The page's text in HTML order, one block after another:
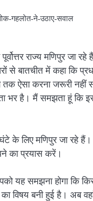
राज्य मणिपुर
से बातचीत में कहा कि
ऐसा करना जरूरी नहीं
भर है। मैं समझता हूं कि
घंटे के लिए मणिपुर जा रहे
का प्रयास करें।
यह समझना होगा कि
का विषय बनी हुई है। अब